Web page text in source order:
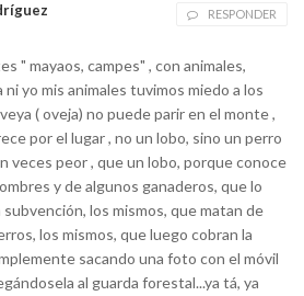
RESPONDER
" mayaos, campes" , con animales,
ni yo mis animales tuvimos miedo a los
( oveja) no puede parir en el monte ,
por el lugar , no un lobo, sino un perro
veces peor , que un lobo, porque conoce
y de algunos ganaderos, que lo
los mismos, que matan de
los mismos, que luego cobran la
sacando una foto con el móvil
al guarda forestal...ya tá, ya